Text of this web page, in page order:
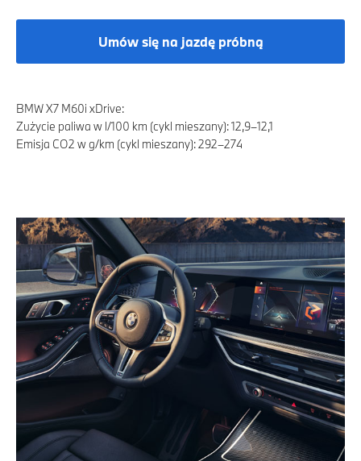
Umów się na jazdę próbną
BMW X7 M60i xDrive:
Zużycie paliwa w l/100 km (cykl mieszany): 12,9–12,1
Emisja CO2 w g/km (cykl mieszany): 292–274